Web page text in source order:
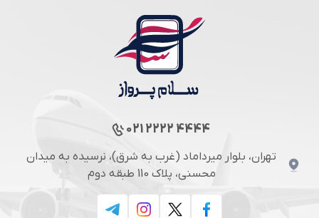
021 2222 4444
تهران، بلوار میرداماد (غرب به شرق)، نرسیده به میدان
محسنی، پلاک 110 طبقه دوم